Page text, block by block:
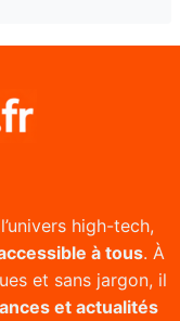
high-tech,
à tous. À
et sans jargon, il
et actualités